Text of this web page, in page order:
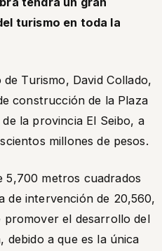
turismo en toda la
Turismo, David Collado,
construcción de la Plaza
la provincia El Seibo, a
millones de pesos.
5,700 metros cuadrados
de intervención de 20,560,
promover el desarrollo del
a que es la única